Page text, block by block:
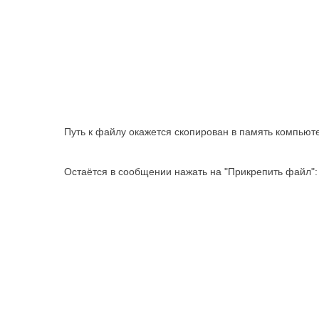
Путь к файлу окажется скопирован в память
Остаётся в сообщении нажать на "Прикрепить файл":